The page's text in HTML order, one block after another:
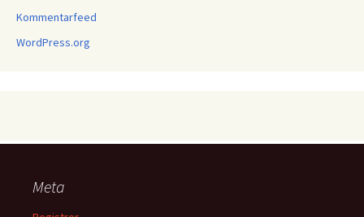
Kommentarfeed
WordPress.org
Meta